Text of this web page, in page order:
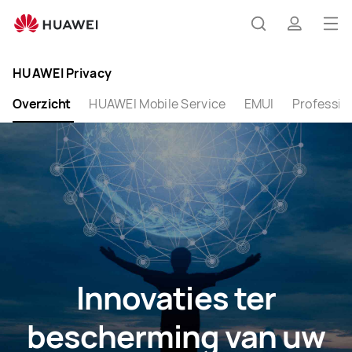
HUAWEI Privacy
Overzicht
HUAWEI Mobile Service EMUI
Innovaties ter
bescherming van uw